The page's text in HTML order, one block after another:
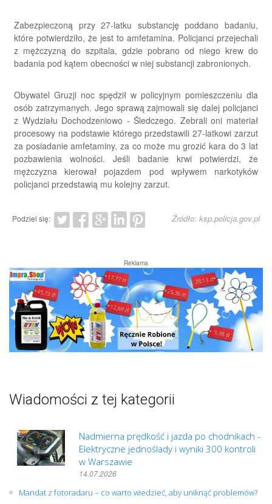
Zabezpieczoną przy 27-latku substancję poddano badaniu,
które potwierdziło, że jest to amfetamina. Policjanci przejechali
z mężczyzną do szpitala, gdzie pobrano od niego krew do
badania pod kątem obecności w niej substancji zabronionych.
Obywatel Gruzji noc spędził w policyjnym pomieszczeniu dla
osób zatrzymanych. Jego sprawą zajmowali się dalej policjanci
z Wydziału Dochodzeniowo - Śledczego. Zebrali oni materiał
procesowy na podstawie którego przedstawili 27-latkowi zarzut
za posiadanie amfetaminy, za co może mu grozić kara do 3 lat
pozbawienia wolności. Jeśli badanie krwi potwierdzi, że
mężczyzna kierował pojazdem pod wpływem narkotyków
policjanci przedstawią mu kolejny zarzut.
Podziel się: Źródło: ksp.policja.gov.pl
Reklama
Wiadomości z tej kategorii
Nadmierna prędkość i jazda po chodnikach -
Elektryczne jednoślady i wyniki 300 kontroli
w Warszawie
14.07.2026
Mandat z fotoradaru – co warto wiedzieć, aby uniknąć problemów?